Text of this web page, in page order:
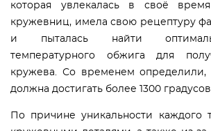
которая увлекалась в своё
кружевниц, имела свою рецептуру
и пыталась найти
температурного обжига для
кружева. Со временем определили,
должна достигать более 1300
По причине уникальности каждого